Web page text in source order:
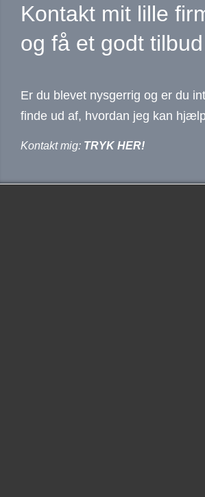
Kontakt mit lille
og få et godt tilbud
Er du blevet nysgerrig og er du
finde ud af, hvordan jeg kan
Kontakt mig: TRYK HER!